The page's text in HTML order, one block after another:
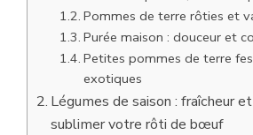
Pommes de terre rôties et
Purée maison : douceur et
Petites pommes de terre
exotiques
Légumes de saison : fraîcheur
sublimer votre rôti de bœuf